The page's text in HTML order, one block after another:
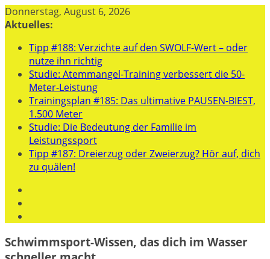
Zum
Inhalt
Donnerstag, August 6, 2026
Aktuelles:
Tipp #188: Verzichte auf den SWOLF-Wert – oder
nutze ihn richtig
Studie: Atemmangel-Training verbessert die 50-
Meter-Leistung
Trainingsplan #185: Das ultimative PAUSEN-BIEST,
1.500 Meter
Studie: Die Bedeutung der Familie im
Leistungssport
Tipp #187: Dreierzug oder Zweierzug? Hör auf, dich
zu quälen!
Schwimmsport-Wissen, das dich im Wasser